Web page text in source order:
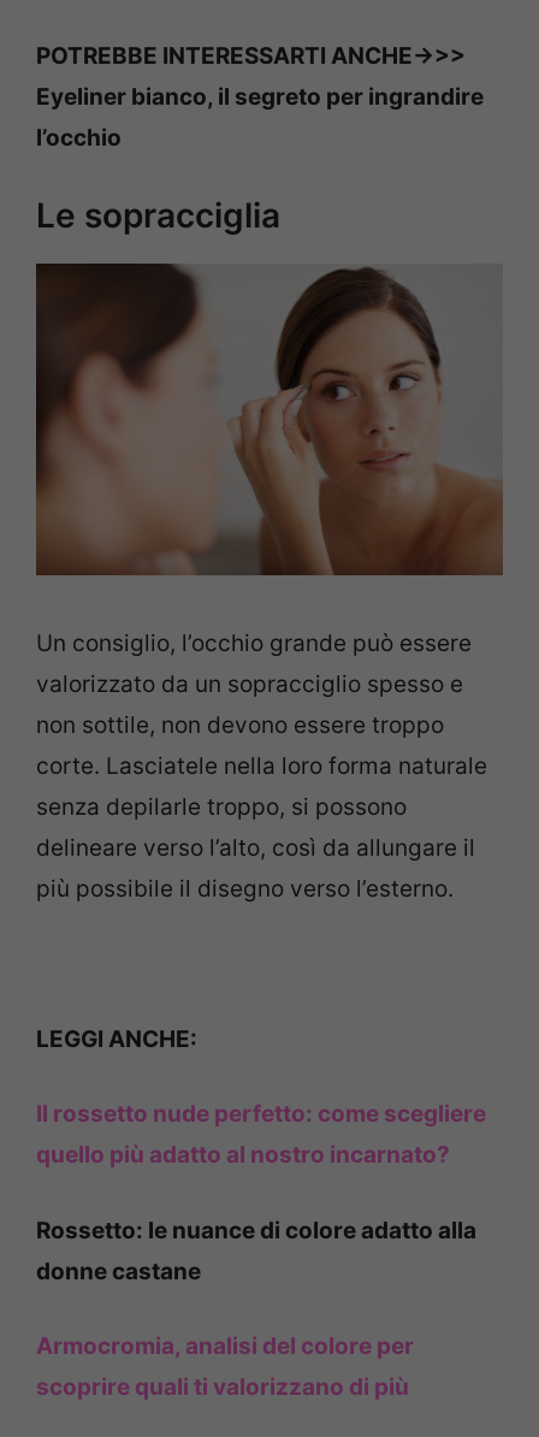
POTREBBE INTERESSARTI ANCHE->>>
Eyeliner bianco, il segreto per ingrandire
l’occhio
Le sopracciglia
Un consiglio, l’occhio grande può essere
valorizzato da un sopracciglio spesso e
non sottile, non devono essere troppo
corte. Lasciatele nella loro forma naturale
senza depilarle troppo, si possono
delineare verso l’alto, così da allungare il
più possibile il disegno verso l’esterno.
LEGGI ANCHE:
Il rossetto nude perfetto: come scegliere
quello più adatto al nostro incarnato?
Rossetto: le nuance di colore adatto alla
donne castane
Armocromia, analisi del colore per
scoprire quali ti valorizzano di più